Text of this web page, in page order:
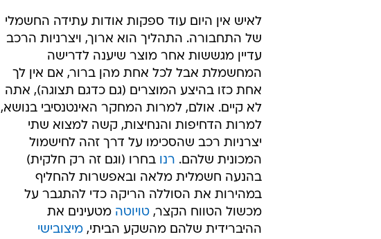
לאיש אין היום עוד ספקות אודות עתידה החשמלי
של התחבורה. התהליך הוא ארוך, ויצרניות הרכב
עדיין מגששות אחר מוצר שיענה לדרישה
המחשמלת אבל לכל אחת מהן ברור, אם אין לך
אחת כזו בהיצע המוצרים (גם כדגם תצוגה), אתה
לא קיים. אולם, למרות המחקר האינטנסיבי בנושא,
למרות הדחיפות והנחיצות, קשה למצוא שתי
יצרניות רכב שהסכימו על דרך זהה לחישמול
המכונית שלהם. רנו בחרו (וגם זה רק חלקית)
בהנעה חשמלית מלאה ובאפשרות להחליף
במהירות את הסוללה הריקה כדי להתגבר על
מכשול הטווח הקצר, טויוטה מטעינים את
ההיברידית שלהם מהשקע הביתי, מיצובישי